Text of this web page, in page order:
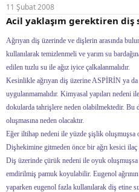
u
b
a
l
a
t
a
n
ı
ç
a
r
i
h
11 Şubat 2008
Acil yaklaşım gerektiren diş
Ağrıyan diş üzerinde ve dişlerin arasında
kullanılarak temizlenmeli ve yarım su
edilen tuzlu su ile ağız iyice çalkalanmalıdır.
Kesinlikle ağrıyan diş üzerine ASPİRİN ya
uygulanmamalıdır. Kimyasal yapıları
dokularda tahrişlere neden olabilmektedir. Bu
oluşmasına neden olacaktır.
Eğer iltihap nedeni ile yüzde şişlik oluşmuşsa
Dişhekimine gitmeden önce bir ağrı kesici ilaç
Diş üzerinde çürük nedeni ile oyuk
emdirilmiş pamuk koyulabilir. Eugenol
yaparken eugenol fazla kullanılarak diş etine